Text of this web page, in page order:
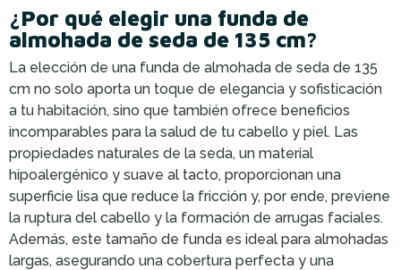
¿Por qué elegir una funda de
almohada de seda de 135 cm?
La elección de una funda de almohada de seda de 135
cm no solo aporta un toque de elegancia y sofisticación
a tu habitación, sino que también ofrece beneficios
incomparables para la salud de tu cabello y piel. Las
propiedades naturales de la seda, un material
hipoalergénico y suave al tacto, proporcionan una
superficie lisa que reduce la fricción y, por ende, previene
la ruptura del cabello y la formación de arrugas faciales.
Además, este tamaño de funda es ideal para almohadas
largas, asegurando una cobertura perfecta y una